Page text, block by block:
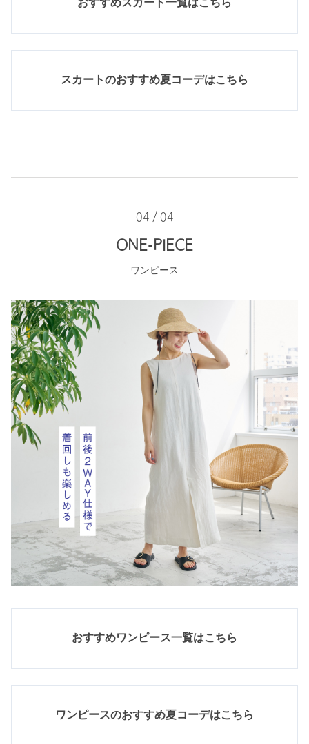
おすすめスカート一覧はこちら
スカートのおすすめ夏コーデはこちら
04 / 04
ONE-PIECE
ワンピース
おすすめワンピース一覧はこちら
ワンピースのおすすめ夏コーデはこちら